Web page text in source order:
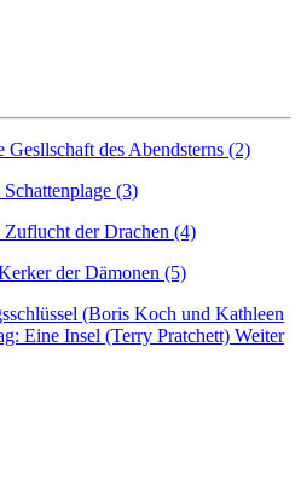
des Abendsterns (2)
(3)
der Drachen (4)
der Dämonen (5)
(Boris Koch und Kathleen
Eine Insel (Terry Pratchett) Weiter